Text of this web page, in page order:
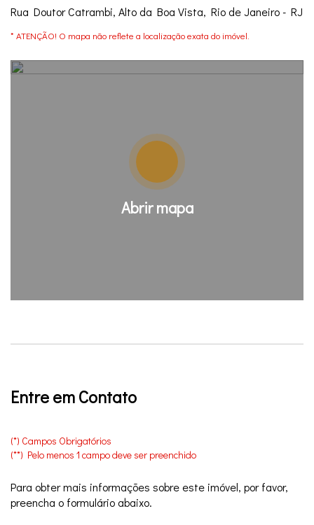
Rua Doutor Catrambi, Alto da Boa Vista, Rio de Janeiro - RJ
* ATENÇÃO! O mapa não reflete a localização exata do imóvel.
Abrir mapa
Entre em Contato
(*) Campos Obrigatórios
(**) Pelo menos 1 campo deve ser preenchido
Para obter mais informações sobre este imóvel, por favor,
preencha o formulário abaixo.